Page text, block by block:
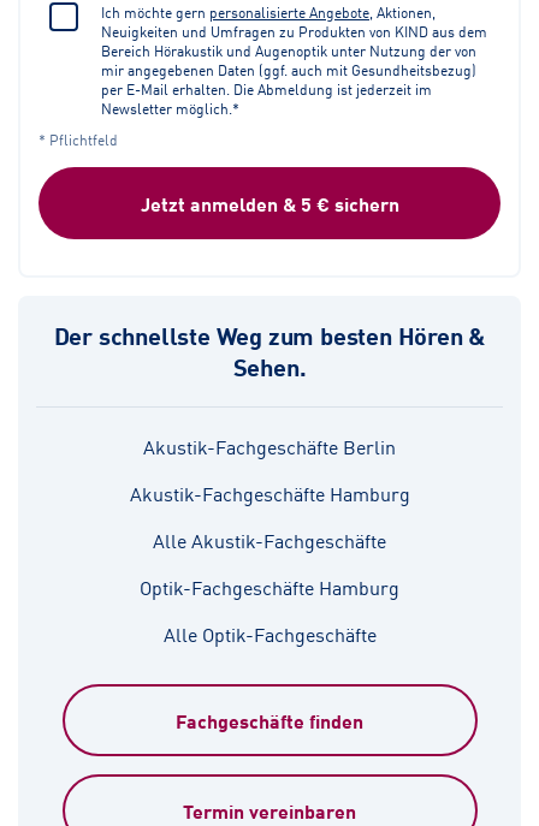
Ich möchte gern personalisierte Angebote , Aktionen,
Neuigkeiten und Umfragen zu Produkten von KIND aus dem
Bereich Hörakustik und Augenoptik unter Nutzung der von
mir angegebenen Daten (ggf. auch mit Gesundheitsbezug)
per E-Mail erhalten. Die Abmeldung ist jederzeit im
Newsletter möglich.*
* Pflichtfeld
Jetzt anmelden & 5 € sichern
Der schnellste Weg zum besten Hören &
Sehen.
Akustik-Fachgeschäfte Berlin
Akustik-Fachgeschäfte Hamburg
Alle Akustik-Fachgeschäfte
Optik-Fachgeschäfte Hamburg
Alle Optik-Fachgeschäfte
Fachgeschäfte finden
Termin vereinbaren